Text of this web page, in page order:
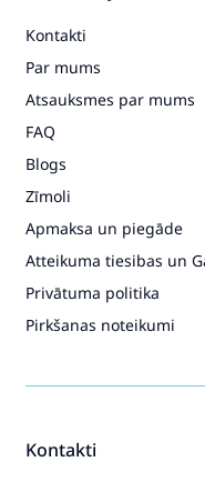
Kontakti
Kontakti
Par mums
Atsauksmes par mums
FAQ
Blogs
Zīmoli
Apmaksa un piegāde
Atteikuma tiesibas un
Privātuma politika
Pirkšanas noteikumi